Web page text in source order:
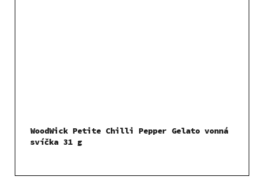
WoodWick Petite Chilli Pepper Gelato vonná
svíčka 31 g